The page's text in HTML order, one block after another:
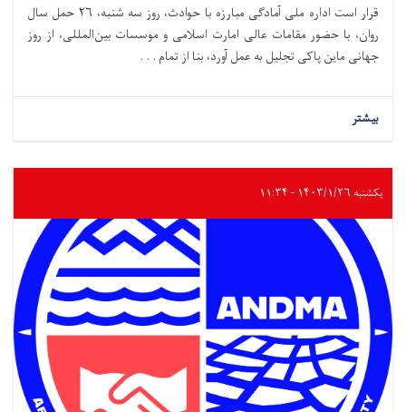
قرار است اداره ملی آمادگی مبارزه با حوادث،‌ روز سه شنبه، ۲۶ حمل سال
روان، با حضور مقامات عالی امارت اسلامی و موسسات بین‌المللی، از روز
جهانی ماین پاکی تجلیل به عمل آورد، بنا از تمام . . .
بیشتر
یکشنبه ۱۴۰۳/۱/۲۶ - ۱۱:۳۴